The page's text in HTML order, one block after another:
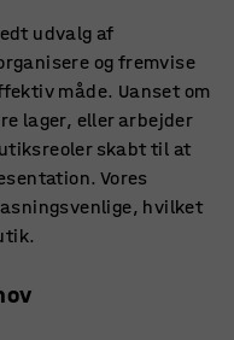
udvalg af
og fremvise
måde. Uanset om
lager, eller arbejder
skabt til at
Vores
hvilket